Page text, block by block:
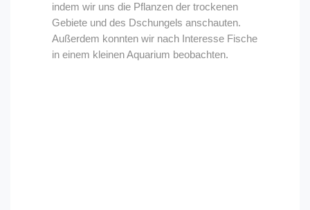
indem wir uns die Pflanzen der trockenen
Gebiete und des Dschungels anschauten.
Außerdem konnten wir nach Interesse Fische
in einem kleinen Aquarium beobachten.